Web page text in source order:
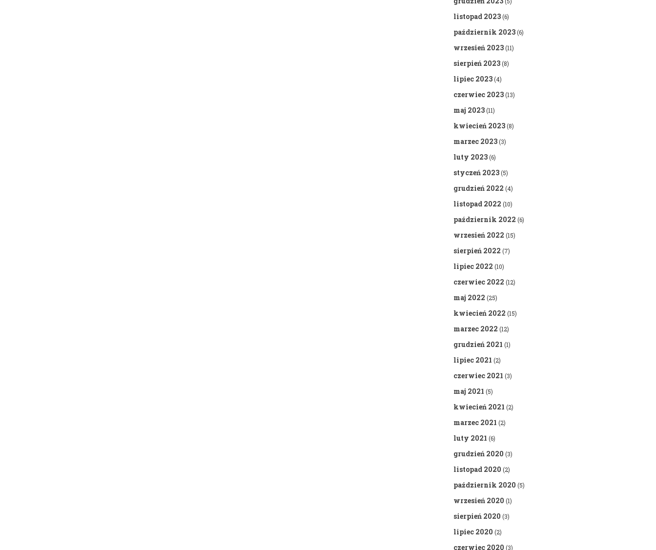
listopad 2023(6)
październik 2023(6)
wrzesień 2023(11)
sierpień 2023(8)
lipiec 2023(4)
czerwiec 2023(13)
maj 2023(11)
kwiecień 2023(8)
marzec 2023(3)
luty 2023(6)
styczeń 2023(5)
grudzień 2022 (4)
listopad 2022 (10)
październik 2022 (6)
wrzesień 2022 (15)
sierpień 2022 (7)
lipiec 2022 (10)
czerwiec 2022 (12)
maj 2022 (25)
kwiecień 2022 (15)
marzec 2022 (12)
grudzień 2021 (1)
lipiec 2021 (2)
czerwiec 2021 (3)
maj 2021 (5)
kwiecień 2021 (2)
marzec 2021 (2)
luty 2021 (6)
grudzień 2020 (3)
listopad 2020 (2)
październik 2020 (5)
wrzesień 2020 (1)
sierpień 2020 (3)
lipiec 2020 (2)
czerwiec 2020 (3)